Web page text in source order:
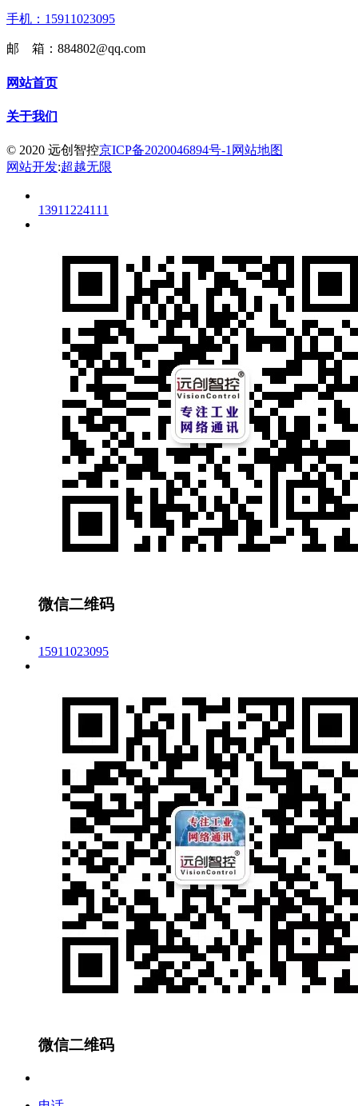
手机：15911023095
邮 箱：884802@qq.com
网站首页
关于我们
© 2020 远创智控京ICP备2020046894号-1 网站地图
网站开发:超越无限
13911224111
微信二维码
15911023095
微信二维码